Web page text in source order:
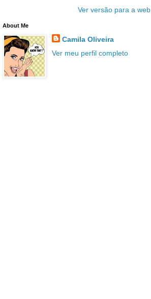
Ver versão para a web
About Me
Camila Oliveira
Ver meu perfil completo